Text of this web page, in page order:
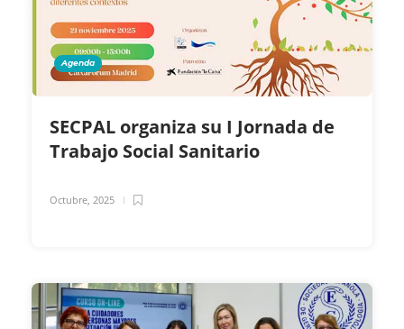
Agenda
SECPAL organiza su I Jornada de
Trabajo Social Sanitario
Octubre, 2025